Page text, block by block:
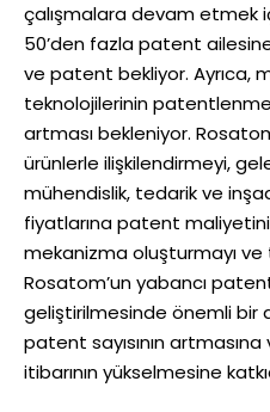
çalışmalara devam etmek
50’den fazla patent
ve patent bekliyor. Ayrıca,
teknolojilerinin
artması bekleniyor.
ürünlerle ilişkilendirmeyi,
mühendislik, tedarik ve
fiyatlarına patent
mekanizma oluşturmayı ve
Rosatom’un yabancı
geliştirilmesinde önemli bir
patent sayısının artmasına
itibarının yükselmesine